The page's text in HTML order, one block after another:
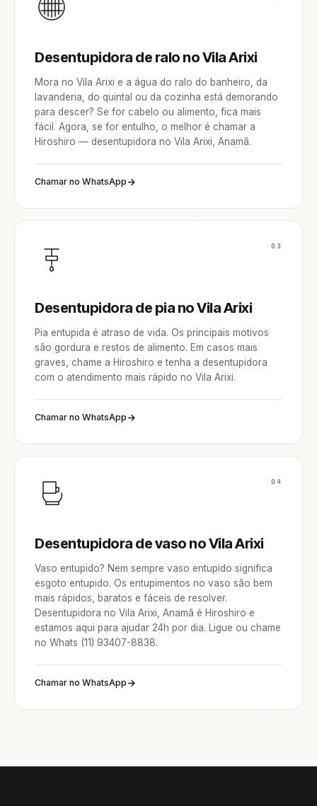
Desentupidora de ralo no Vila Arixi
Mora no Vila Arixi e a água do ralo do banheiro, da
lavanderia, do quintal ou da cozinha está demorando
para descer? Se for cabelo ou alimento, fica mais
fácil. Agora, se for entulho, o melhor é chamar a
Hiroshiro — desentupidora no Vila Arixi, Anamã.
Chamar no WhatsApp
03
Desentupidora de pia no Vila Arixi
Pia entupida é atraso de vida. Os principais motivos
são gordura e restos de alimento. Em casos mais
graves, chame a Hiroshiro e tenha a desentupidora
com o atendimento mais rápido no Vila Arixi.
Chamar no WhatsApp
04
Desentupidora de vaso no Vila Arixi
Vaso entupido? Nem sempre vaso entupido significa
esgoto entupido. Os entupimentos no vaso são bem
mais rápidos, baratos e fáceis de resolver.
Desentupidora no Vila Arixi, Anamã é Hiroshiro e
estamos aqui para ajudar 24h por dia. Ligue ou chame
no Whats (11) 93407-8838.
Chamar no WhatsApp